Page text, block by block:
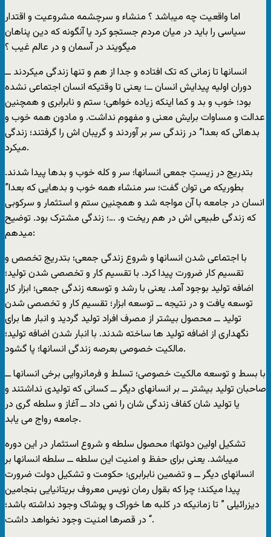
اما واقعیت چه میباشد ؟ منشاء و سرچشمه مشروعیت و اقتدار
سیاسی را باید در میان مردم جستجو کرد یا آنگونه که دین پناهان
میگویند در آسمان و در عالم غیب ؟
انسانها تا زمانی که تک افتاده و جدا از هم و تنها زندگی میکردند ــ
دوران اولیه پیدایش انسان ــ؛ یعنی تا وقتیکه انسان اجتماعی نشده
بود؛ خوب و بد و کما اینکه زیاده خواهی؛ ستم و نابرابری و همچنین
عدالت و مساوات برایش معنی و مفهوم نداشت. و مادون همه خوب و
بدهائی که بعدا” در زندگی سر بر آوردند و گریبان اش را گرفتند؛ زندگی
میکرد.
بتدریج در زیستِ جمعی انسانها؛ سر و کله خوب و بدها پیدا شدند.
بطوریکه می توان گفت؛ سر منشاء همه خوب و بدهایی که بعدا”
انسان در جامعه با آن مواجه شد و همچنین ستم و استثمار و سرکوبی
که زندگی طبیعی اش در هم ریخت و. …؛ زندگی مشترک بود. توضیح
میدهم:
با اجتماعی شدن انسانها و شروع زندگی جمعی؛ بتدریج تخصص و
تقسیم کار ضرورت پیدا کرد. با تقسیم کار و تخصصی شدن تولید؛
اضافه تولید بوجود آمد. یعنی با رشد و توسعه زندگی جمعی؛ ابزار کار
توسعه یافت و در نتیجه ــ توسعه ابزار؛ تقسیم کار و تخصصی شدن
تولید ــ محصول بیشتر از مصرف افراد تولید گردید و انبار ها برای
نگهداری از اضافه تولید ها ساخته شدند. با انبار شدن اضافه تولید؛
مالکیت خصوصی بعرصه زندگی انسانها؛ پا گشود.
با بسط و توسعه مالکیت خصوصی؛ تسلط و فرمانروایی برخی انسانها ــ
صاحبان تولید بیشتر ــ بر انسانهای دیگر ــ کسانی که تولیدی نداشتند و
یا تولید شان کفاف زندگی شان را نمی داد ــ آغاز و سلطه گری در
جامعه رواج می یابد.
تشکیل اولین دولتها؛ محصول سلطه و شروع استثمار در این دوره
میباشد. یعنی برای حفظ و امنیت این سلطه ــ سلطه انسانها بر
انسانهای دیگر ــ و تضمین نابرابری؛ حکومت و تشکیل دولت ضرورت
پیدا میکند؛ چرا که بقول رمان نویس معروف بریتانیایی بنجامین
دیزرائیلی ” تا زمانیکه در کلبه ها خوراک و پوشاک وجود نداشته باشد؛
در قصرها امنیت وجود نخواهد داشت “.